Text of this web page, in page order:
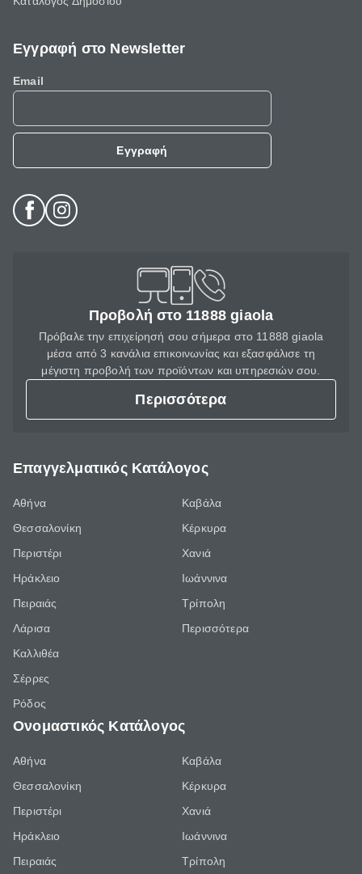
Εγγραφή στο Newsletter
Email
Εγγραφή
Προβολή στο 11888 giaola
Πρόβαλε την επιχείρησή σου σήμερα στο 11888 giaola
μέσα από 3 κανάλια επικοινωνίας και εξασφάλισε τη
μέγιστη προβολή των προϊόντων και υπηρεσιών σου.
Περισσότερα
Επαγγελματικός Κατάλογος
Αθήνα
Θεσσαλονίκη
Περιστέρι
Ηράκλειο
Πειραιάς
Λάρισα
Καλλιθέα
Σέρρες
Ρόδος
Καβάλα
Κέρκυρα
Χανιά
Ιωάννινα
Τρίπολη
Περισσότερα
Ονομαστικός Κατάλογος
Αθήνα
Θεσσαλονίκη
Περιστέρι
Ηράκλειο
Πειραιάς
Καβάλα
Κέρκυρα
Χανιά
Ιωάννινα
Τρίπολη